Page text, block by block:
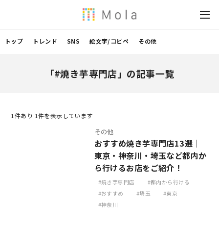
トップ トレンド SNS 絵文字/コピペ その他
「#焼き芋専門店」の記事一覧
1 件あり 1件を表示しています
その他
おすすめ焼き芋専門店13選｜
東京・神奈川・埼玉など都内か
ら行けるお店をご紹介！
焼き芋専門店
都内から行ける
おすすめ
埼玉
東京
神奈川